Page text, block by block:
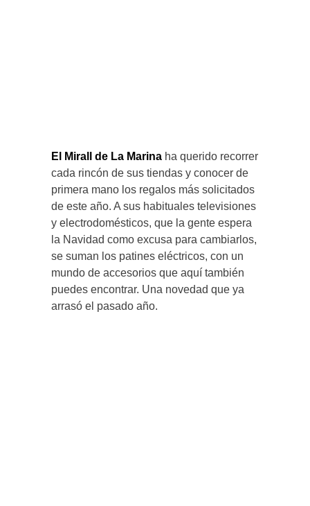
El Mirall de La Marina ha querido recorrer
cada rincón de sus tiendas y conocer de
primera mano los regalos más solicitados
de este año. A sus habituales televisiones
y electrodomésticos, que la gente espera
la Navidad como excusa para cambiarlos,
se suman los patines eléctricos, con un
mundo de accesorios que aquí también
puedes encontrar. Una novedad que ya
arrasó el pasado año.